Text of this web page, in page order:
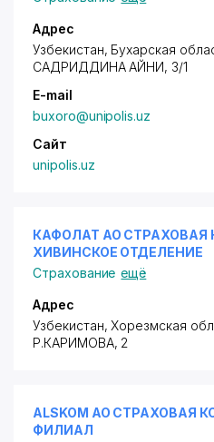
Адрес
Узбекистан, Бухарская
САДРИДДИНА АЙНИ, 3/1
E-mail
buxoro@unipolis.uz
Сайт
unipolis.uz
КАФОЛАТ АО СТРАХОВАЯ
ХИВИНСКОЕ ОТДЕЛЕНИЕ
Страхование ещё
Адрес
Узбекистан, Хорезмская
Р.КАРИМОВА, 2
ALSKOM АО СТРАХОВАЯ
ФИЛИАЛ